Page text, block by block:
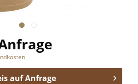
auf Anfrage